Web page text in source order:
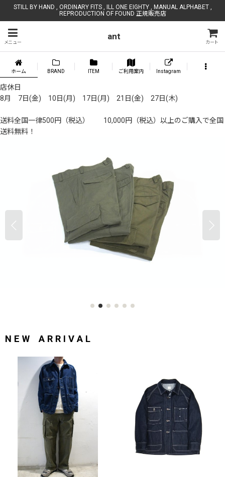
STILL BY HAND , ORDINARY FITS , ILL ONE EIGHTY , MANUAL ALPHABET ,
REPRODUCTION OF FOUND 正規販売店
メニュー
ant
カート
ホーム BRAND ITEM ご利用案内 Instagram
店休日
8月 7日(金) 10日(月) 17日(月) 21日(金) 27日(木)
送料全国一律500円（税込） 10,000円（税込）以上のご購入で全国
送料無料！
N E W A R R I V A L